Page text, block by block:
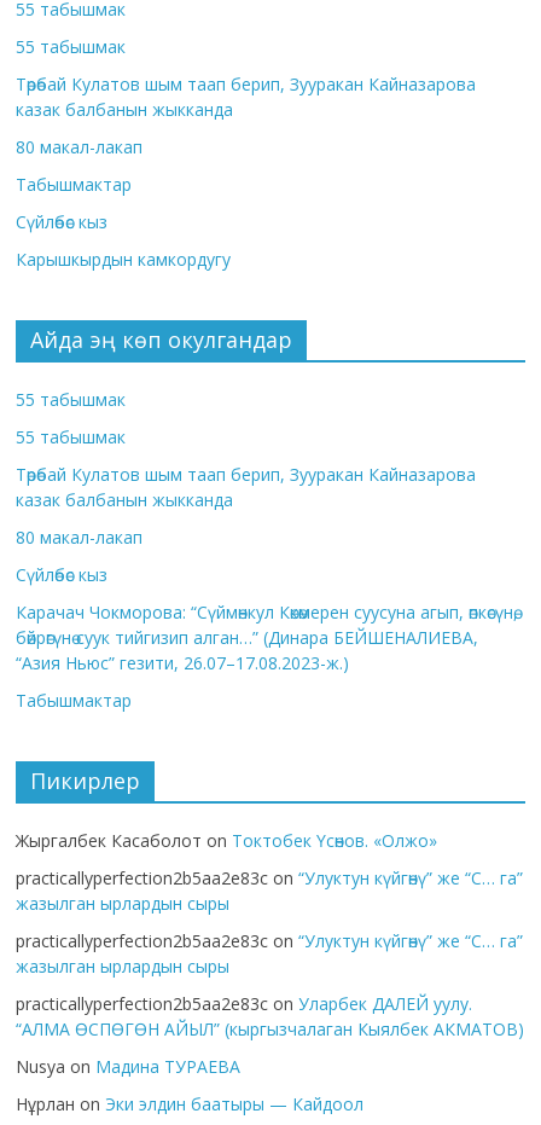
55 табышмак
55 табышмак
Төрөбай Кулатов шым таап берип, Зууракан Кайназарова
казак балбанын жыкканда
80 макал-лакап
Табышмактар
Сүйлөбөс кыз
Карышкырдын камкордугу
Айда эң көп окулгандар
55 табышмак
55 табышмак
Төрөбай Кулатов шым таап берип, Зууракан Кайназарова
казак балбанын жыкканда
80 макал-лакап
Сүйлөбөс кыз
Карачач Чокморова: “Сүймөнкул Көкөмерен суусуна агып, өпкөсүнө,
бөйрөгүнө суук тийгизип алган…” (Динара БЕЙШЕНАЛИЕВА,
“Азия Ньюс” гезити, 26.07–17.08.2023-ж.)
Табышмактар
Пикирлер
Жыргалбек Касаболот on Токтобек Үсөнов. «Олжо»
practicallyperfection2b5aa2e83c on“Улуктун күйгөнү” же “С… га”
жазылган ырлардын сыры
practicallyperfection2b5aa2e83c on“Улуктун күйгөнү” же “С… га”
жазылган ырлардын сыры
practicallyperfection2b5aa2e83c onУларбек ДАЛЕЙ уулу.
“АЛМА ӨСПӨГӨН АЙЫЛ” (кыргызчалаган Кыялбек АКМАТОВ)
Nusya on Мадина ТУРАЕВА
Нұрлан on Эки элдин баатыры — Кайдоол